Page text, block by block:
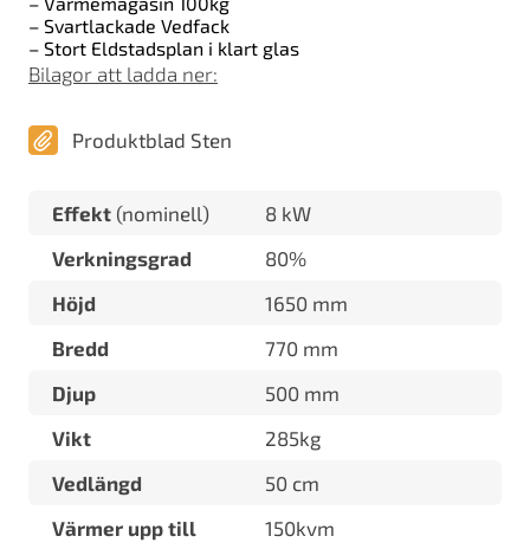
– Svartlackade Vedfack
– Stort Eldstadsplan i klart glas
Bilagor att ladda ner:
Produktblad Sten
Effekt (nominell)
8 kW
Verkningsgrad
80%
Höjd
1650 mm
Bredd
770 mm
Djup
500 mm
Vikt
285kg
Vedlängd
50 cm
Värmer upp till
150kvm